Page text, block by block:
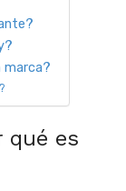
marca?
qué es